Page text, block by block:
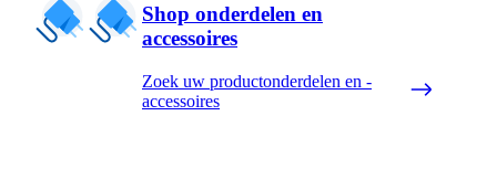
Shop onderdelen en
accessoires
Zoek uw productonderdelen en -
accessoires